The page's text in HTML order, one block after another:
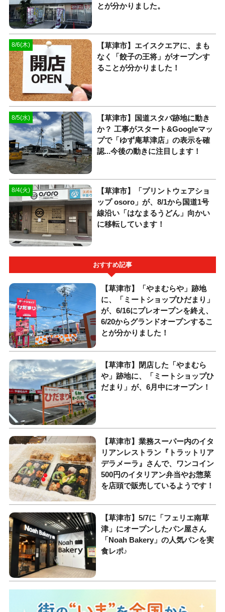
とが分かりました。
8/6(木)
【草津市】エイスクエアに、まも
なく「餃子の王将」がオープンす
ることが分かりました！
8/5(水)
【草津市】国道スタバ跡地に動き
か？ 工事がスタート&Googleマッ
プで「ゆず庵草津店」の表示を確
認...今後の動きに注目します！
8/4(火)
【草津市】「プリントウェアショ
ップ osoro」が、8/1から国道1号
線沿い「はなまるうどん」向かい
に移転しています！
おすすめ記事
【草津市】「やまむらや」跡地
に、「ミートショップひだまり」
が、6/16にプレオープンを終え、
6/20からグランドオープンするこ
とが分かりました！
【草津市】閉店した「やまむら
や」跡地に、「ミートショップひ
だまり」が、6月中にオープン！
【草津市】業務スーパー内のイタ
リアンレストラン『トラットリア
デラメーラ』さんで、ワンコイン
500円のイタリアン弁当やお惣菜
を店頭で販売しているようです！
【草津市】5/7に「フェリエ南草
津」にオープンしたパン屋さん
「Noah Bakery」の人気パンを実
食レポ♪